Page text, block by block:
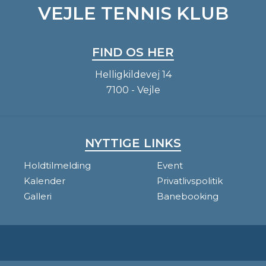
VEJLE TENNIS KLUB
FIND OS HER
Helligkildevej 14
7100 - Vejle
NYTTIGE LINKS
Holdtilmelding
Event
Kalender
Privatlivspolitik
Galleri
Banebooking